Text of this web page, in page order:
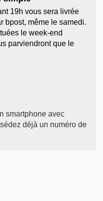
19h vous sera livrée
bpost, même le samedi.
le week-end
parviendront que le
smartphone avec
déjà un numéro de